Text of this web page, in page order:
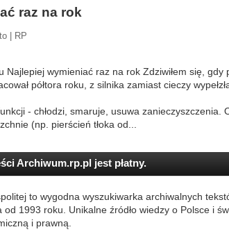
raz na rok
| RP
Najlepiej wymieniać raz na rok Zdziwiłem się, gdy
półtora roku, z silnika zamiast cieczy
- chłodzi, smaruje, usuwa zanieczyszczenia.
(np. pierścień tłoka od...
Archiwum.rp.pl jest płatny.
to wygodna wyszukiwarka archiwalnych
od 1993 roku. Unikalne źródło wiedzy o Polsce i
i prawną.